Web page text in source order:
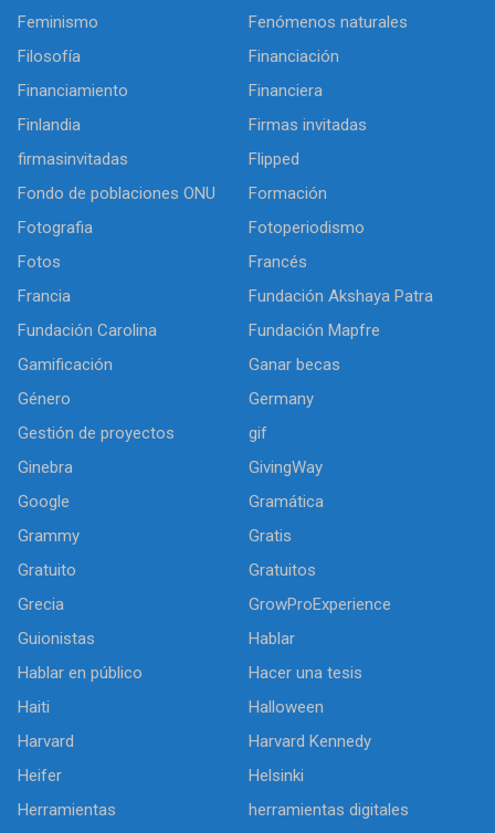
Feminismo
Fenómenos naturales
Filosofía
Financiación
Financiamiento
Financiera
Finlandia
Firmas invitadas
firmasinvitadas
Flipped
Fondo de poblaciones ONU
Formación
Fotografia
Fotoperiodismo
Fotos
Francés
Francia
Fundación Akshaya Patra
Fundación Carolina
Fundación Mapfre
Gamificación
Ganar becas
Género
Germany
Gestión de proyectos
gif
Ginebra
GivingWay
Google
Gramática
Grammy
Gratis
Gratuito
Gratuitos
Grecia
GrowProExperience
Guionistas
Hablar
Hablar en público
Hacer una tesis
Haiti
Halloween
Harvard
Harvard Kennedy
Heifer
Helsinki
Herramientas
herramientas digitales